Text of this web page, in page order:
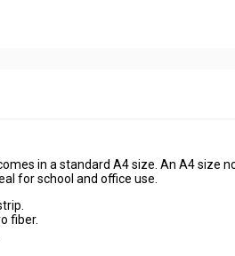
in a standard A4 size. An A4 size
for school and office use.
fiber.